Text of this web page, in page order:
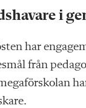
i
har
från